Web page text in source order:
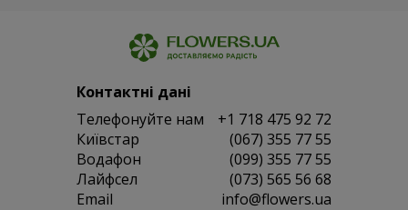
Контактні дані
Телефонуйте нам
+1 718 475 92 72
Київстар
(067) 355 77 55
Водафон
(099) 355 77 55
Лайфсел
(073) 565 56 68
Email
info@flowers.ua